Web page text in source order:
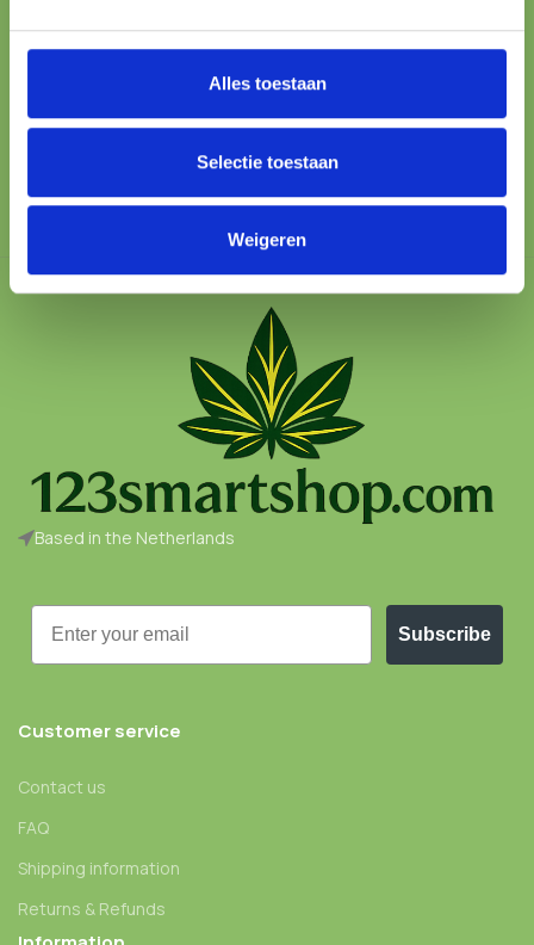
Alles toestaan
Selectie toestaan
Weigeren
We’re here to help
100% SAFE
Protected checkout
Based in the Netherlands
Email
Subscribe
Customer service
Contact us
FAQ
Shipping information
Returns & Refunds